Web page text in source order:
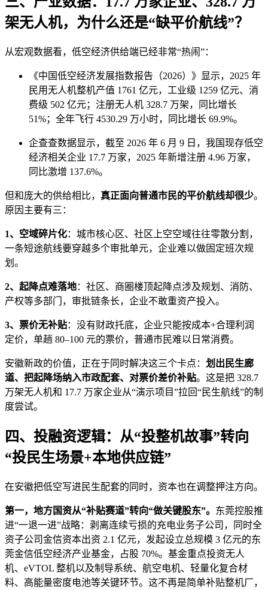
架无人机，为什么还是“缺平价航线”？
从宏观数据看，低空经济供给端已经非常“热闹”：
《中国低空经济发展指数报告（2026）》显示，2025 年
民用无人机整机产值 1761 亿元，工业级 1259 亿元、消
费级 502 亿元；注册无人机 328.7 万架，同比增长
51%；全年飞行 4530.29 万小时，同比增长 69.9%。
企查查数据显示，截至 2026 年 6 月 9 日，我国现存低空
经济相关企业 17.7 万家，2025 年新增注册 4.96 万家，
同比激增 137.6%。
但和庞大的供给相比， 真正面向普通市民的平价航线却很少。
原因主要有三：
1、空域碎片化：城市核心区、社区上空空域往往零散分割，
一条短途航线要穿越多个审批单元，企业难以做固定班次规
划。
2、起降点难落地：社区、商圈楼顶起降点涉及规划、消防、
产权等多部门，审批链条长，企业不敢重资产投入。
3、票价无补贴：没有财政托底，企业只能按成本+合理利润
定价，单趟 80–100 元的票价，普通市民难以日常消费。
安徽新政的价值，正在于同时解决这三个卡点： 划出民生廊
道、把起降场纳入市政配套、对票价差价补贴。这是把 328.7
万架无人机和 17.7 万家企业从“演示项目”拉回“民生航线”的制
度尝试。
四、投融资逻辑：从“投整机故事”转向
“投民生场景+本地供应链”
在安徽把低空写进民生配套的同时，资本也在调整押注方向。
第一，地方国资从“补贴赛道”转向“做关键股东”。 东莞控股推
进“一退一进”战略：剥离连续亏损的充电业务子公司，同时全
资子公司金信资本出资 2.1 亿元，发起设立总规模 3 亿元的东
莞金信低空经济产业基金，占股 70%。基金重点投资无人
机、eVTOL 整机以及制导系统、航空电机、轻量化复合材
料、高能量密度电池等关键环节。这不再是简单补贴整机厂，